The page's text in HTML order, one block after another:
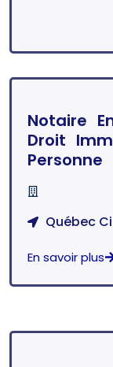
Notaire
Droit
Personne
Québec
En savoir plus